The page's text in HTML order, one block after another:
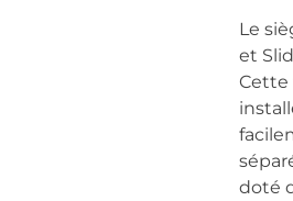
Le
et
Cette
doté